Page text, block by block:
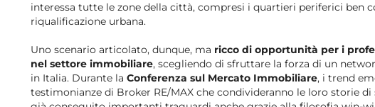
interessa tutte le zone della città, compresi i quartieri periferici ben
riqualificazione urbana.
Uno scenario articolato, dunque, ma ricco di opportunità per i
nel settore immobiliare, scegliendo di sfruttare la forza di un
in Italia. Durante la Conferenza sul Mercato Immobiliare, i trend
testimonianze di Broker RE/MAX che condivideranno le loro storie